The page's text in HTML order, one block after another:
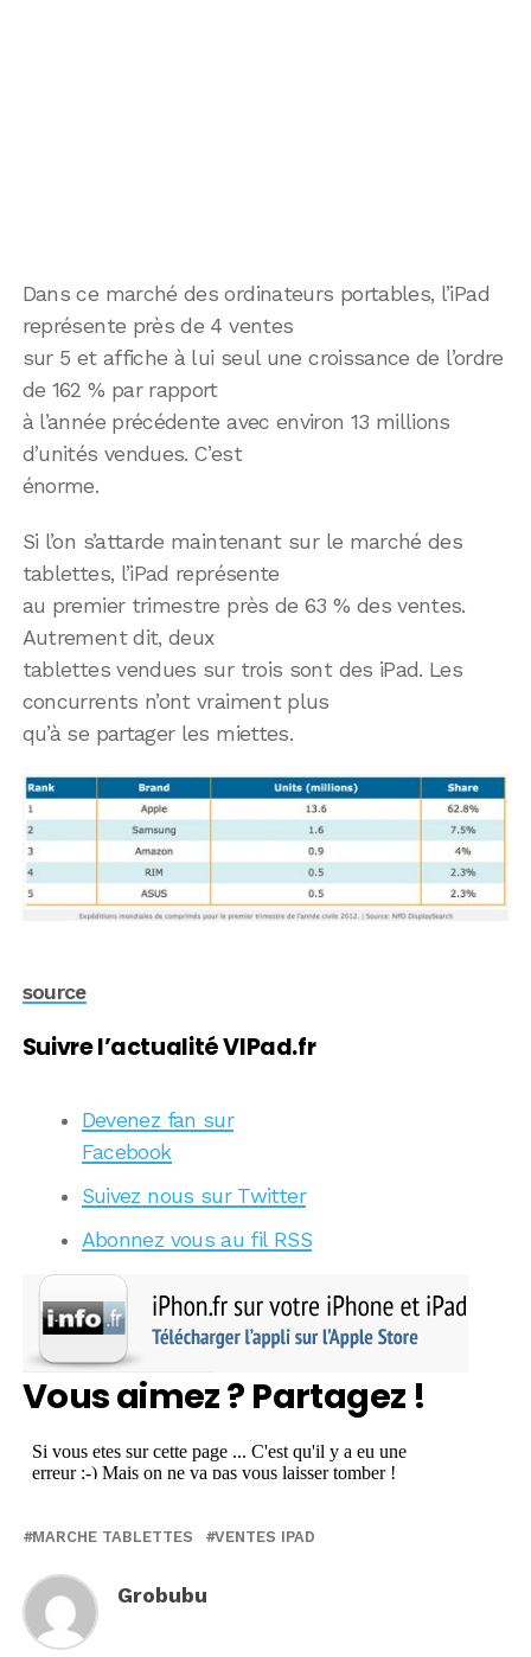
Dans ce marché des ordinateurs portables, l’iPad
représente près de 4 ventes
sur 5 et affiche à lui seul une croissance de l’ordre
de 162 % par rapport
à l’année précédente avec environ 13 millions
d’unités vendues. C’est
énorme.
Si l’on s’attarde maintenant sur le marché des
tablettes, l’iPad représente
au premier trimestre près de 63 % des ventes.
Autrement dit, deux
tablettes vendues sur trois sont des iPad. Les
concurrents n’ont vraiment plus
qu’à se partager les miettes.
source
Suivre l’actualité VIPad.fr
Devenez fan sur
Facebook
Suivez nous sur Twitter
Abonnez vous au fil RSS
Vous aimez ? Partagez !
MARCHE TABLETTES VENTES IPAD
Grobubu